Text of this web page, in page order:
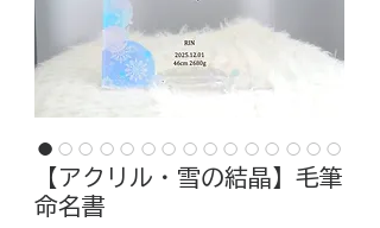
【アクリル・雪の結晶】毛筆
命名書